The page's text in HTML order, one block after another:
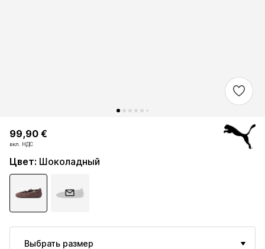
99,90 €
вкл. НДС
99,90 €
вкл. НДС
Цвет: Шоколадный
Выбрать размер